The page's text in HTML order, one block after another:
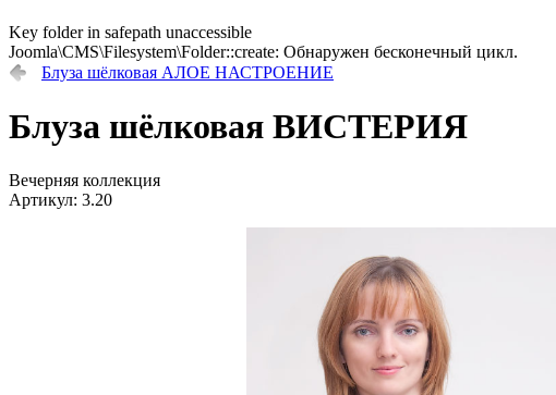
Key folder in safepath unaccessible
Joomla\CMS\Filesystem\Folder::create: Обнаружен бесконечный цикл.
Блуза шёлковая АЛОЕ НАСТРОЕНИЕ
Блуза шёлковая ВИСТЕРИЯ
Вечерняя коллекция
Артикул: 3.20